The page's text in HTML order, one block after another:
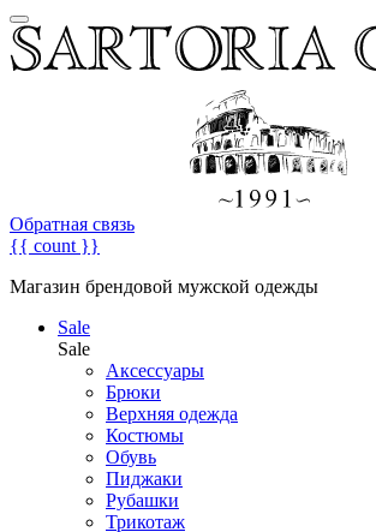
Обратная связь
{{ count }}
Магазин брендовой мужской одежды
Sale
Sale
Аксессуары
Брюки
Верхняя одежда
Костюмы
Обувь
Пиджаки
Рубашки
Трикотаж